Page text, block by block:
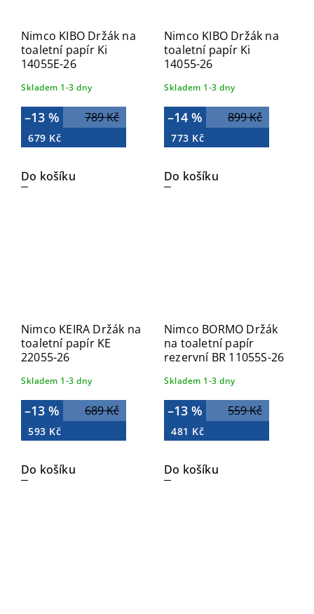
Nimco KIBO Držák na
toaletní papír Ki
14055E-26
Skladem 1-3 dny
789 Kč
–13 %
679 Kč
Do košíku
Nimco KIBO Držák na
toaletní papír Ki
14055-26
Skladem 1-3 dny
899 Kč
–14 %
773 Kč
Do košíku
Nimco KEIRA Držák na
toaletní papír KE
22055-26
Skladem 1-3 dny
689 Kč
–13 %
593 Kč
Do košíku
Nimco BORMO Držák
na toaletní papír
rezervní BR 11055S-26
Skladem 1-3 dny
559 Kč
–13 %
481 Kč
Do košíku